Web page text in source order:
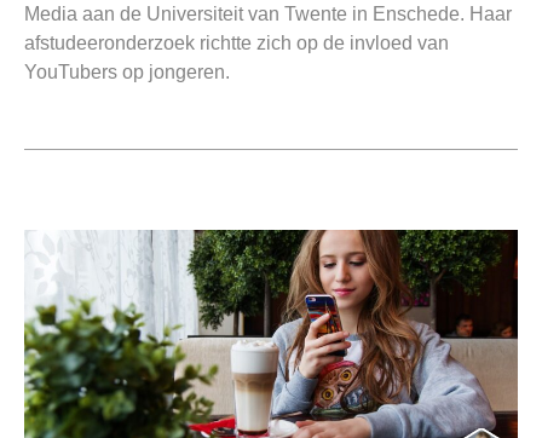
Media aan de Universiteit van Twente in Enschede. Haar
afstudeeronderzoek richtte zich op de invloed van
YouTubers op jongeren.